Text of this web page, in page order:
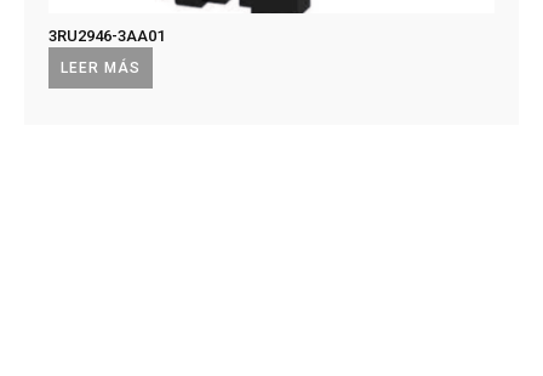
LEER MÁS
3RU2946-3AA01